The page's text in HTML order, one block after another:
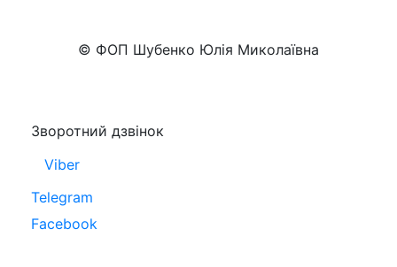
© ФОП Шубенко Юлія Миколаївна
Зворотний дзвінок
Viber
Telegram
Facebook